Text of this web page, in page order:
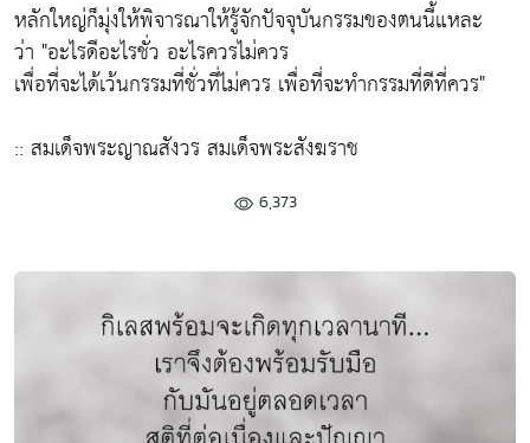
หลักใหญ่ก็มุ่งให้พิจารณาให้รู้จักปัจจุบันกรรมของตนนี้แหละ
ว่า "อะไรดีอะไรชั่ว อะไรควรไม่ควร
เพื่อที่จะได้เว้นกรรมที่ชั่วที่ไม่ควร เพื่อที่จะทำกรรมที่ดีที่ควร"
:: สมเด็จพระญาณสังวร สมเด็จพระสังฆราช
6,373